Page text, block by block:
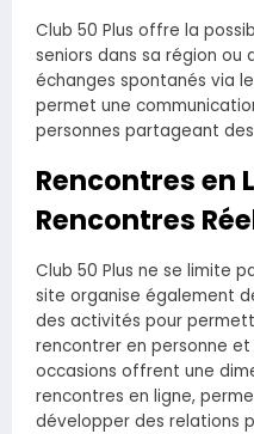
Club 50 Plus offre la
seniors dans sa région ou
échanges spontanés via
permet une
personnes partageant
Rencontres en
Rencontres
Club 50 Plus ne se limite
site organise également
des activités pour
rencontrer en personne
occasions offrent une
rencontres en ligne,
développer des relations